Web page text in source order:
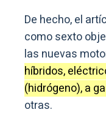
De hecho, el
como sexto
las nuevas
híbridos,
(hidrógeno), a
otras.